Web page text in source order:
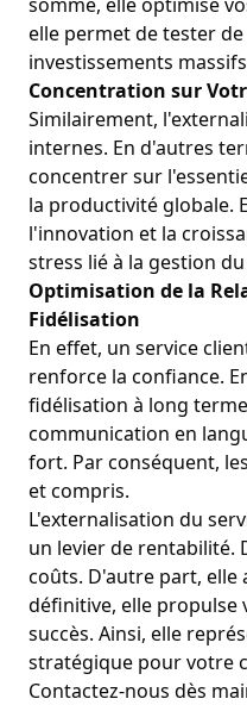
elle permet de tester
investissements
Concentration sur
Similairement,
internes. En d'autres
concentrer sur
la productivité globale.
l'innovation et la
stress lié à la gestion
Optimisation de la
Fidélisation
En effet, un service
renforce la confiance.
fidélisation à long
communication en
fort. Par conséquent,
et compris.
L'externalisation du
un levier de rentabilité.
coûts. D'autre part, elle
définitive, elle propulse
succès. Ainsi, elle
stratégique pour votre
Contactez-nous dès